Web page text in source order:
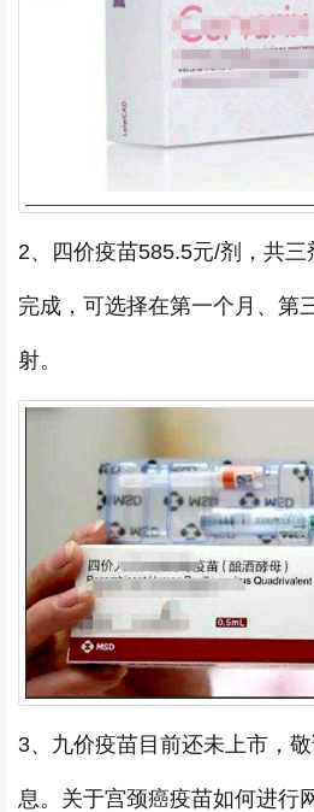
2、四价疫苗585.5元/剂，共
完成，可选择在第一个月、第
射。
3、九价疫苗目前还未上市，
息。关于宫颈癌疫苗如何进行